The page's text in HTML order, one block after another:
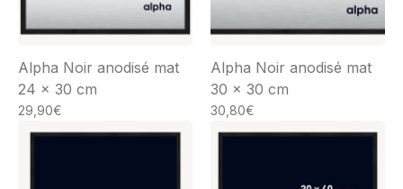
Alpha Noir anodisé mat
24 x 30 cm
29,90€
Alpha Noir anodisé mat
30 x 30 cm
30,80€